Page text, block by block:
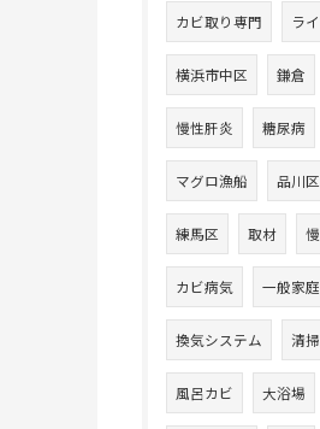
カビ取り専門 ラ
横浜市中区 鎌倉
慢性肝炎 糖尿病
マグロ漁船 品川区
練馬区 取材
カビ病気 一般家庭
換気システム 清
風呂カビ 大浴場